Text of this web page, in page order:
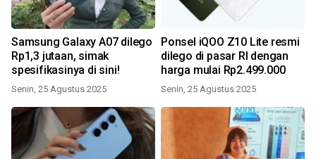
Samsung Galaxy A07 dilego
Rp1,3 jutaan, simak
spesifikasinya di sini!
Senin, 25 Agustus 2025
Ponsel iQOO Z10 Lite resmi
dilego di pasar RI dengan
harga mulai Rp2.499.000
Senin, 25 Agustus 2025